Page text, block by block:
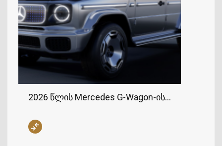
2026 წლის Mercedes G-Wagon-ის ელექტრო